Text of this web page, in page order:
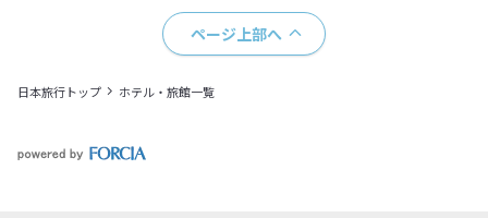
ページ上部へ
日本旅行トップ ホテル・旅館一覧